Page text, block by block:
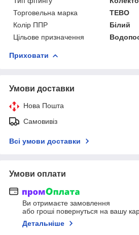
Торговельна марка
TEBO
Колір ППР
Білий
Цільове призначення
Приховати
Умови доставки
Нова Пошта
Самовивіз
Всі умови доставки
Умови оплати
Ви отримаєте замовлення
або гроші повернуться на вашу
Детальніше